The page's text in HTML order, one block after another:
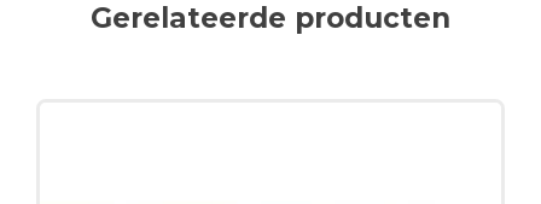
Gerelateerde producten